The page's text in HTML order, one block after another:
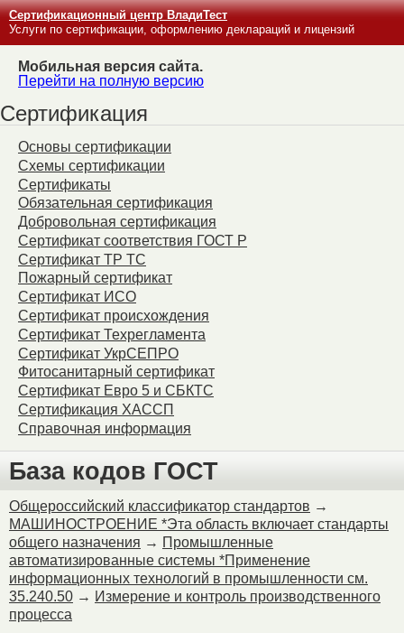
Сертификационный центр ВладиТест
Услуги по сертификации, оформлению деклараций и лицензий
Мобильная версия сайта.
Перейти на полную версию
Сертификация
Основы сертификации
Схемы сертификации
Сертификаты
Обязательная сертификация
Добровольная сертификация
Сертификат соответствия ГОСТ Р
Сертификат ТР ТС
Пожарный сертификат
Сертификат ИСО
Сертификат происхождения
Сертификат Техрегламента
Сертификат УкрСЕПРО
Фитосанитарный сертификат
Сертификат Евро 5 и СБКТС
Сертификация ХАССП
Справочная информация
База кодов ГОСТ
Общероссийский классификатор стандартов →
МАШИНОСТРОЕНИЕ *Эта область включает стандарты
общего назначения → Промышленные
автоматизированные системы *Применение
информационных технологий в промышленности см.
35.240.50 → Измерение и контроль производственного
процесса